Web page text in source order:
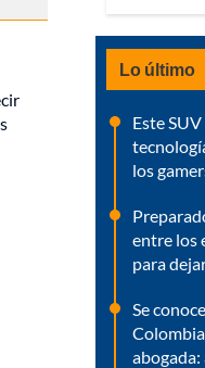
Lo último
Este
los
entre los
para
Se
abogada: